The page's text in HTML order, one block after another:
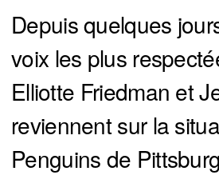
Depuis quelques
voix les plus
Elliotte Friedman et
reviennent sur la
Penguins de